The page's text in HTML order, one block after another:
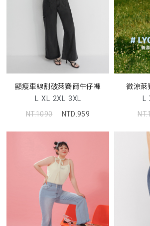
顯瘦車線割破萊賽爾牛仔褲
L XL 2XL 3XL
NT.1090
NTD.959
微涼萊
L